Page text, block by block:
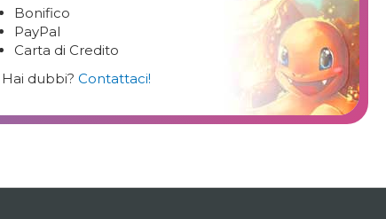
Bonifico
PayPal
Carta di Credito
Hai dubbi?Contattaci!